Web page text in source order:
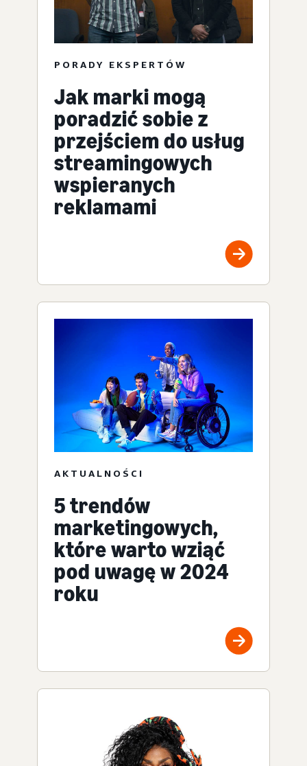
PORADY EKSPERTÓW
Jak marki mogą
poradzić sobie z
przejściem do usług
streamingowych
wspieranych
reklamami
AKTUALNOŚCI
5 trendów
marketingowych,
które warto wziąć
pod uwagę w 2024
roku